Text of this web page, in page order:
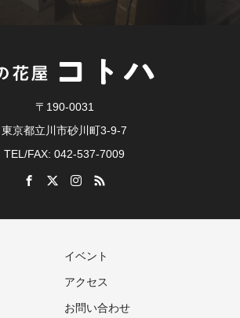
〒190-0031
東京都立川市砂川町3-9-7
TEL/FAX: 042-537-7009
イベント
アクセス
お問い合わせ